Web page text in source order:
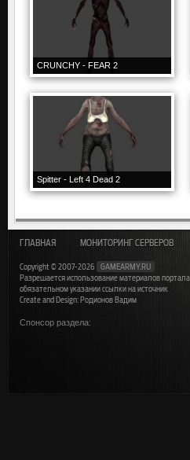
CRUNCHY - FEAR 2
Spitter - Left 4 Dead 2
ГЛАВНАЯ МОНИТОРИНГ СЕРВЕРОВ
Copyright © 2007-2026
GAMEARMY.RU
Разрешается использование материалов
обязательном указании ссылки на источник
Create and Design: Родионов Вадим
Спонсор раздела: